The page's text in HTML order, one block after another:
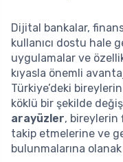
Dijital bankalar,
kullanıcı dostu hale
uygulamalar ve
kıyasla önemli
Türkiye’deki
köklü bir şekilde
arayüzler, bireylerin
takip etmelerine ve
bulunmalarına